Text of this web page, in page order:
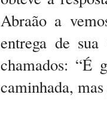
Abraão a
entrega de
chamados: “É
caminhada,